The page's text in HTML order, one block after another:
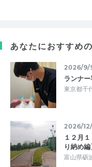
あなたにおすすめ
2026/9/
ランナ
東京都千
2026/
１２月
り納め編
富山県砺